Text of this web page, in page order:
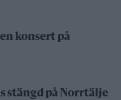
konsert på
stängd på Norrtälje